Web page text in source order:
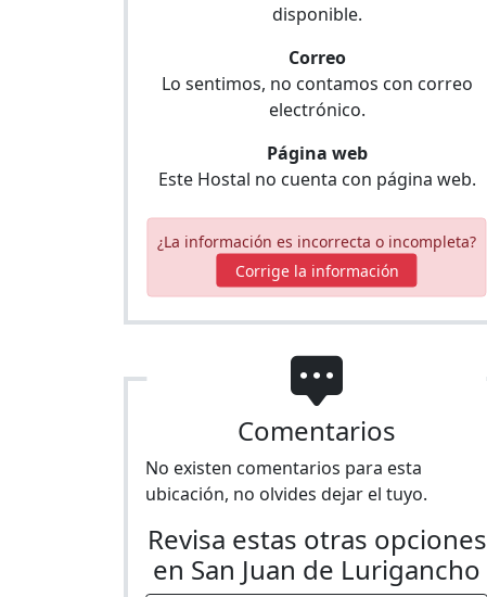
disponible.
Correo
Lo sentimos, no contamos con correo
electrónico.
Página web
Este Hostal no cuenta con página web.
¿La información es incorrecta o incompleta?
Corrige la información
Comentarios
No existen comentarios para esta
ubicación, no olvides dejar el tuyo.
Revisa estas otras opciones
en San Juan de Lurigancho